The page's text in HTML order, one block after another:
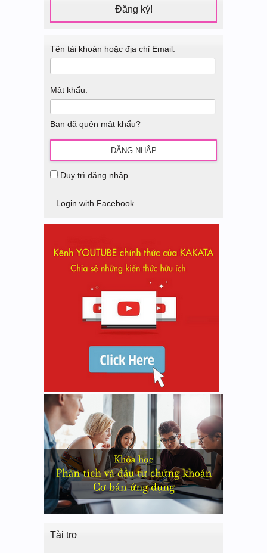
Đăng ký!
Tên tài khoản hoặc địa chỉ Email:
Mật khẩu:
Bạn đã quên mật khẩu?
Duy trì đăng nhập
Login with Facebook
Tài trợ